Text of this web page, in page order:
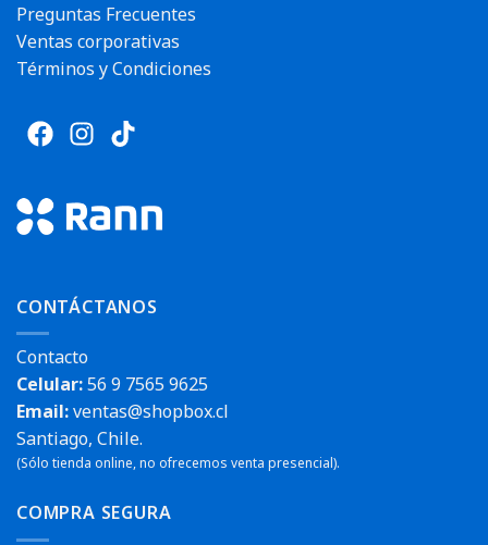
Preguntas Frecuentes
Ventas corporativas
Términos y Condiciones
CONTÁCTANOS
Contacto
Celular:56 9 7565 9625
Email:ventas@shopbox.cl
Santiago, Chile.
(Sólo tienda online, no ofrecemos venta presencial).
COMPRA SEGURA